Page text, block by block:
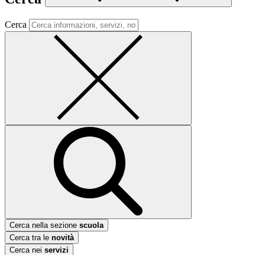
Cerca
Cerca nella sezione scuola
Cerca tra le novità
Cerca nei servizi